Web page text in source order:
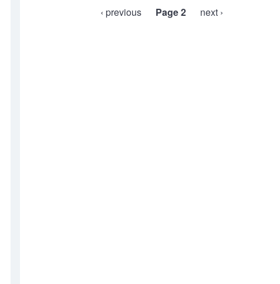
Previous page
‹ previous Page 2 Next page
next ›